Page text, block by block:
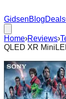
GidsenBlogDeals
Home›Reviews›
QLED XR